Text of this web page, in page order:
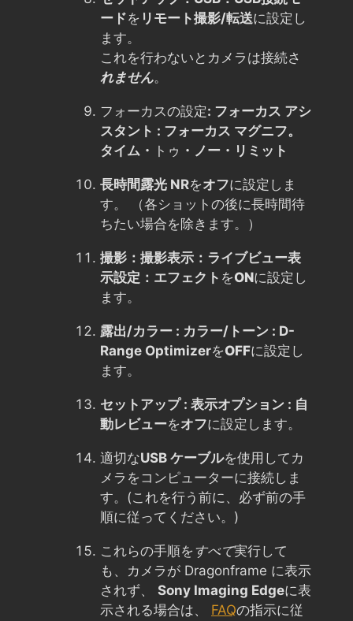
ードを リモート撮影/転送に設定し
ます。
これを行わないとカメラは接続さ
れません。
フォーカスの設定: フォーカス アシ
スタント : フォーカス マグニフ。
タイム・ トゥ ・ノー・リミット
長時間露光 NRをオフに設定しま
す。 （各ショットの後に長時間待
ちたい場合を除きます。）
撮影：撮影表示：ライブビュー表
示設定：エフェクト をONに設定し
ます。
露出/カラー : カラー/トーン : D-
Range OptimizerをOFFに設定し
ます。
セットアップ : 表示オプション : 自
動レビューをオフに設定します。
適切なUSB ケーブルを使用してカ
メラをコンピューターに接続しま
す。(これを行う前に、必ず前の手
順に従ってください。)
これらの手順をすべて実行して
も、カメラが Dragonframe に表示
されず、 Sony Imaging Edgeに表
示される場合は、 FAQの指示に従